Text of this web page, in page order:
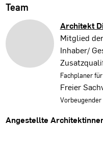
Team
Architekt
Mitglied
Inhaber/
Fachplaner
Freier
Angestellte